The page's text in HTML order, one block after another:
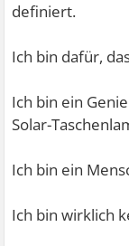
definiert.
Ich bin dafür,
Ich bin ein
Solar-
Ich bin ein
Ich bin wirklich